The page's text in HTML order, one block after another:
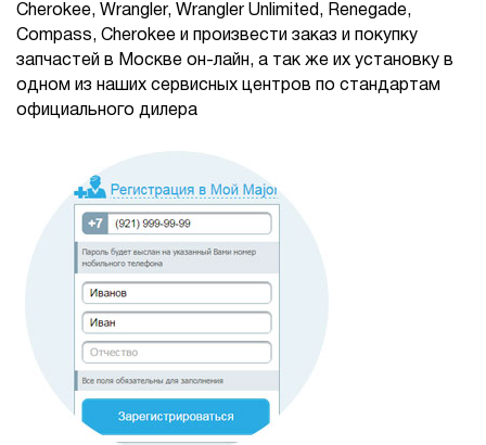
Cherokee, Wrangler, Wrangler Unlimited, Renegade,
Compass, Cherokee и произвести заказ и покупку
запчастей в Москве он-лайн, а так же их установку в
одном из наших сервисных центров по стандартам
официального дилера